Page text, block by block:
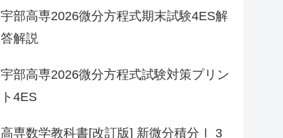
宇部高専2026微分方程式期末試験4ES解
答解説
宇部高専2026微分方程式試験対策プリン
ト4ES
高専数学教科書[改訂版] 新微分積分Ⅰ 3